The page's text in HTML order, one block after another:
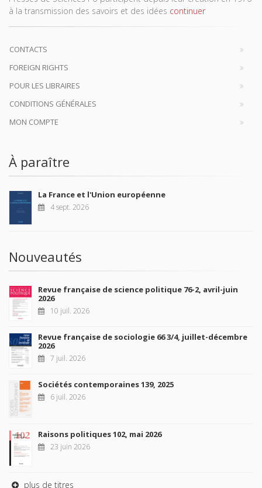
à la transmission des savoirs et des idées continuer
CONTACTS
FOREIGN RIGHTS
POUR LES LIBRAIRES
CONDITIONS GÉNÉRALES
MON COMPTE
À paraître
La France et l'Union européenne
4 sept. 2026
Nouveautés
Revue française de science politique 76-2, avril-juin
2026
10 juil. 2026
Revue française de sociologie 66 3/4, juillet-décembre
2026
7 juil. 2026
Sociétés contemporaines 139, 2025
6 juil. 2026
Raisons politiques 102, mai 2026
23 juin 2026
plus de titres